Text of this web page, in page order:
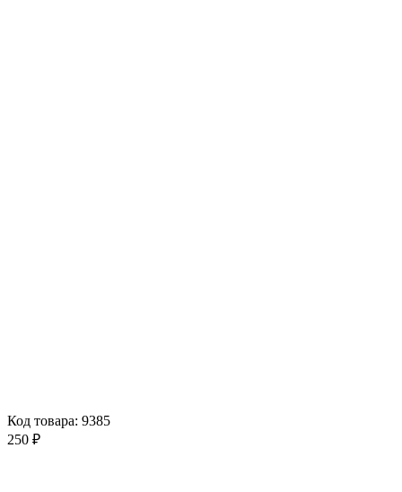
Код товара: 9385
250 ₽